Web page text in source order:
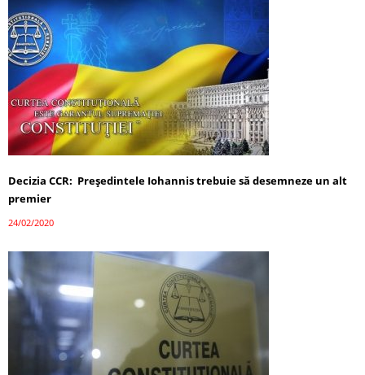
Decizia CCR: Președintele Iohannis trebuie să desemneze un alt
premier
24/02/2020